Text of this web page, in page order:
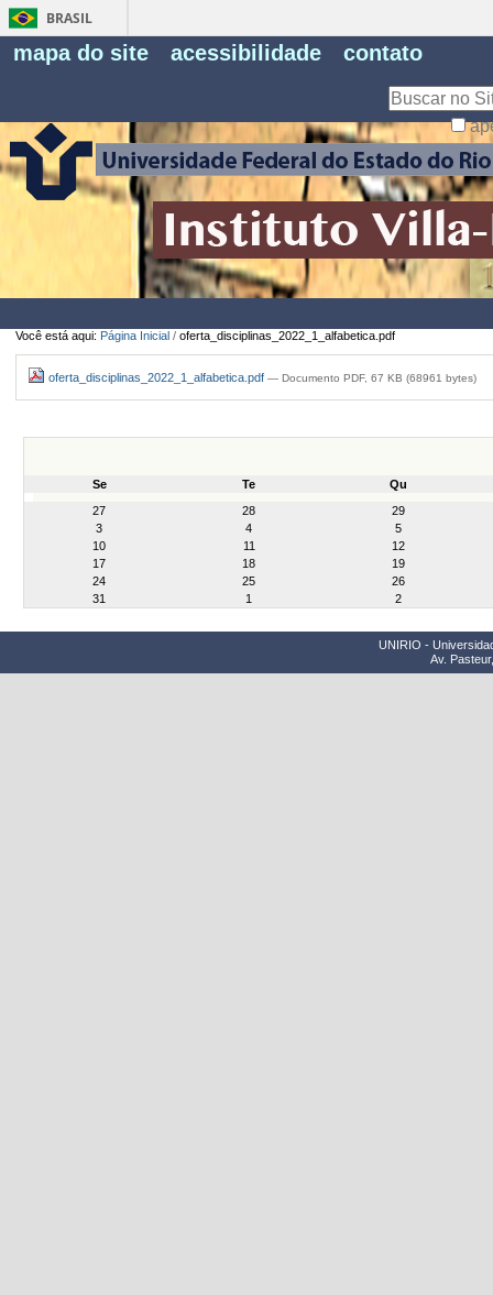
BRASIL
mapa do site acessibilidade contato
Você está aqui: Página Inicial / oferta_disciplinas_2022_1_alfabetica.pdf
oferta_disciplinas_2022_1_alfabetica.pdf — Documento PDF, 67 KB (68961 bytes)
Se Te
Qu
27
28
29
3
4
5
10
11
12
17
18
19
24
25
26
31
1 2
UNIRIO -
Av.